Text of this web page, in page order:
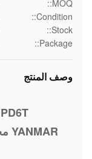
MOQ::
Condition::
Stock::
Package::
وصف المنتج